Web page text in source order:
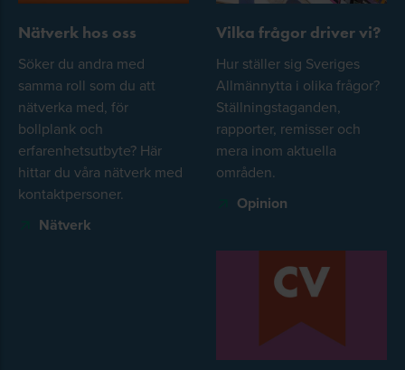
Nätverk hos oss
Söker du andra med
samma roll som du att
nätverka med, för
bollplank och
erfarenhetsutbyte? Här
hittar du våra nätverk med
kontaktpersoner.
Nätverk
Vilka frågor driver vi?
Hur ställer sig Sveriges
Allmännytta i olika frågor?
Ställningstaganden,
rapporter, remisser och
mera inom aktuella
områden.
Opinion